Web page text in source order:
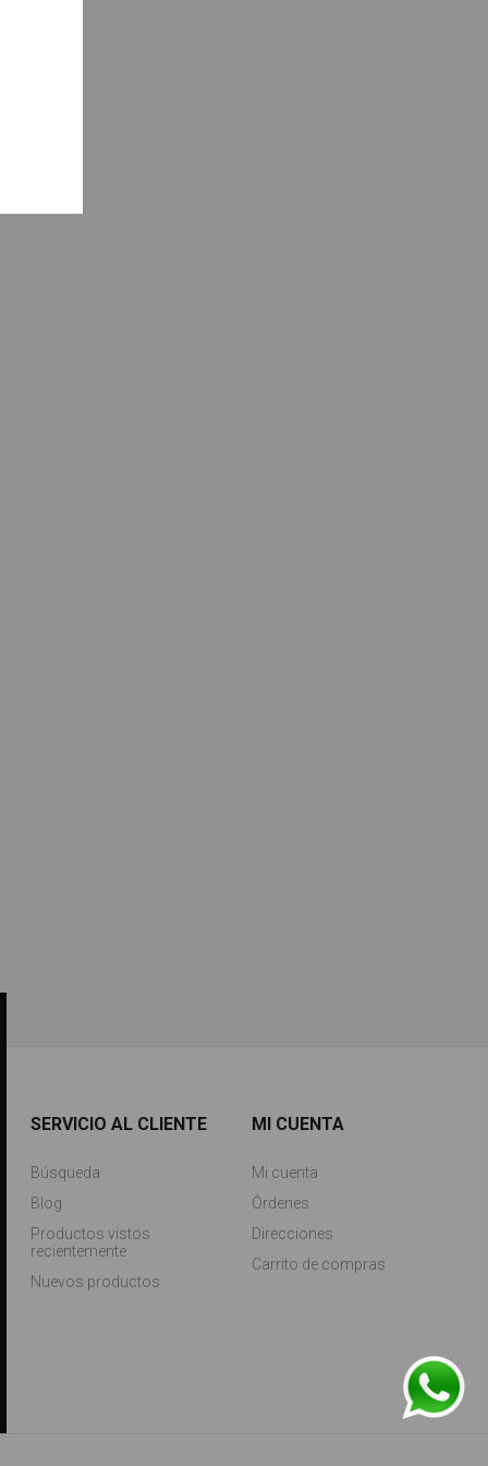
SERVICIO AL CLIENTE
Búsqueda
Blog
Productos vistos
recientemente
Nuevos productos
MI CUENTA
Mi cuenta
Órdenes
Direcciones
Carrito de compras